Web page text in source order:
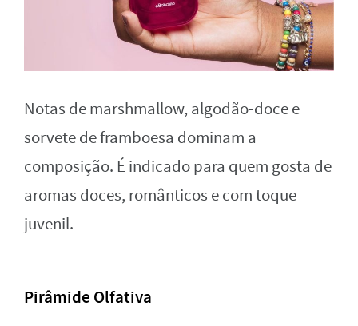
Notas de marshmallow, algodão-doce e
sorvete de framboesa dominam a
composição. É indicado para quem gosta de
aromas doces, românticos e com toque
juvenil.
Pirâmide Olfativa